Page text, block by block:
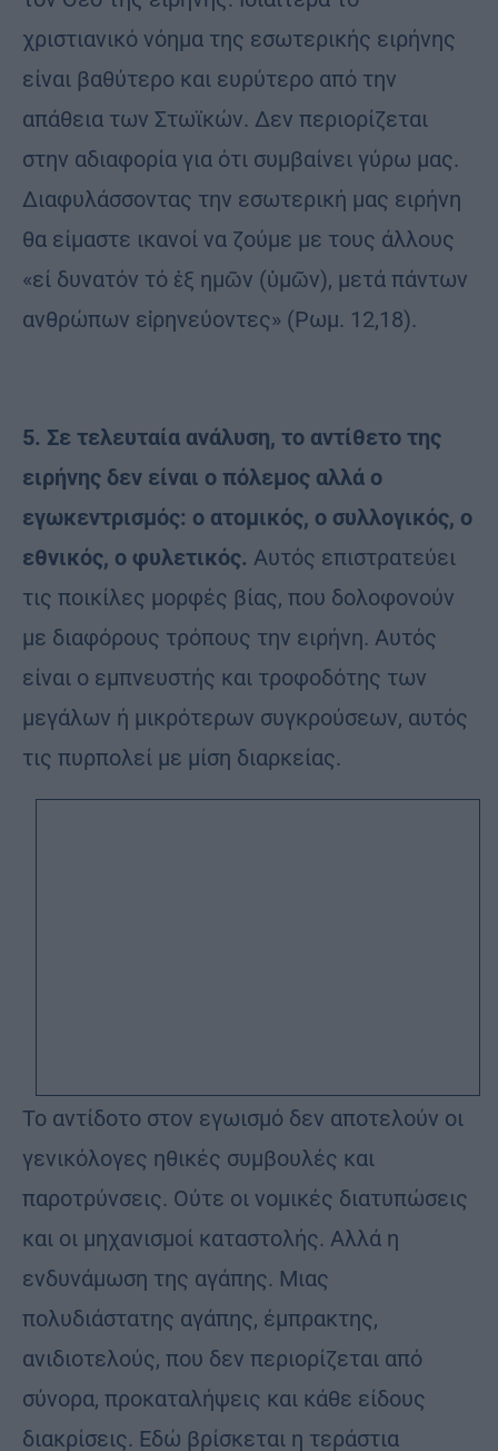
χριστιανικό νόημα της εσωτερικής ειρήνης
είναι βαθύτερο και ευρύτερο από την
απάθεια των Στωϊκών. Δεν περιορίζεται
στην αδιαφορία για ότι συμβαίνει γύρω μας.
Διαφυλάσσοντας την εσωτερική μας ειρήνη
θα είμαστε ικανοί να ζούμε με τους άλλους
«εί δυνατόν τό ἐξ ημῶν (ὑμῶν), μετά πάντων
ανθρώπων εἰρηνεύοντες» (Ρωμ. 12,18).
5. Σε τελευταία ανάλυση, το αντίθετο της
ειρήνης δεν είναι ο πόλεμος αλλά ο
εγωκεντρισμός: ο ατομικός, ο συλλογικός, ο
εθνικός, ο φυλετικός. Αυτός επιστρατεύει
τις ποικίλες μορφές βίας, που δολοφονούν
με διαφόρους τρόπους την ειρήνη. Αυτός
είναι ο εμπνευστής και τροφοδότης των
μεγάλων ή μικρότερων συγκρούσεων, αυτός
τις πυρπολεί με μίση διαρκείας.
Το αντίδοτο στον εγωισμό δεν αποτελούν οι
γενικόλογες ηθικές συμβουλές και
παροτρύνσεις. Ούτε οι νομικές διατυπώσεις
και οι μηχανισμοί καταστολής. Αλλά η
ενδυνάμωση της αγάπης. Μιας
πολυδιάστατης αγάπης, έμπρακτης,
ανιδιοτελούς, που δεν περιορίζεται από
σύνορα, προκαταλήψεις και κάθε είδους
διακρίσεις. Εδώ βρίσκεται η τεράστια